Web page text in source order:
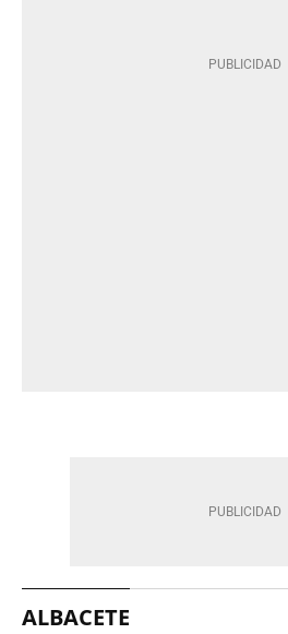
ALBACETE